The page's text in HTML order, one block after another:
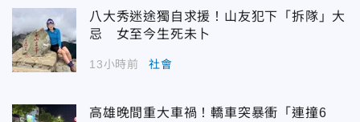
八大秀迷途獨自求援！山友犯下「拆隊」大
忌 女至今生死未卜
13小時前 社會
高雄晚間重大車禍！轎車突暴衝「連撞6